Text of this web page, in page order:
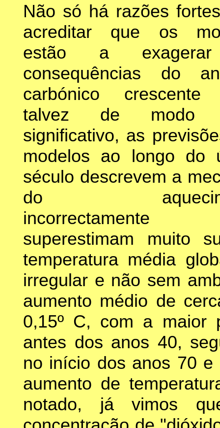
Não só há razões
acreditar que os
estão a
consequências do
carbónico crescente
talvez de modo
significativo, as
modelos ao longo do
século descrevem a
do
superestimam muito
temperatura média
irregular e não sem
aumento médio de
0,15º C, com a maior
antes dos anos 40,
no início dos anos 70
aumento de
notado, já vimos